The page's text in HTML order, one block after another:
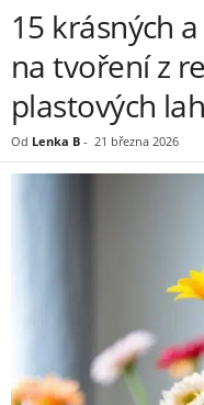
15 krásných
na tvoření z
plastových
Od Lenka B - 21 března 2026